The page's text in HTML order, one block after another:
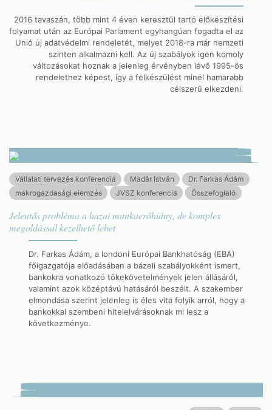
2016 tavaszán, több mint 4 éven keresztül tartó előkészítési
folyamat után az Európai Parlament egyhangúan fogadta el az
Unió új adatvédelmi rendeletét, melyet 2018-ra már nemzeti
szinten alkalmazni kell. Az új szabályok igen komoly
változásokat hoznak a jelenleg érvényben lévő 1995-ös
rendelethez képest, így a felkészülést minél hamarabb
célszerű elkezdeni.
Vállalati tervezés konferencia Madár István
Dr. Farkas Ádám
makrogazdasági elemzés
JVSZ konferencia Összefoglaló
Jelentős probléma a hazai munkaerőhiány, de komplex
megoldással kezelhető lehet
Dr. Farkas Ádám, a londoni Európai Bankhatóság (EBA)
főigazgatója előadásában a bázeli szabályokként ismert,
bankokra vonatkozó tőkekövetelmények jelen állásáról,
valamint azok középtávú hatásáról beszélt. A szakember
elmondása szerint jelenleg is éles vita folyik arról, hogy a
bankokkal szembeni hitelelvárásoknak mi lesz a
következménye.